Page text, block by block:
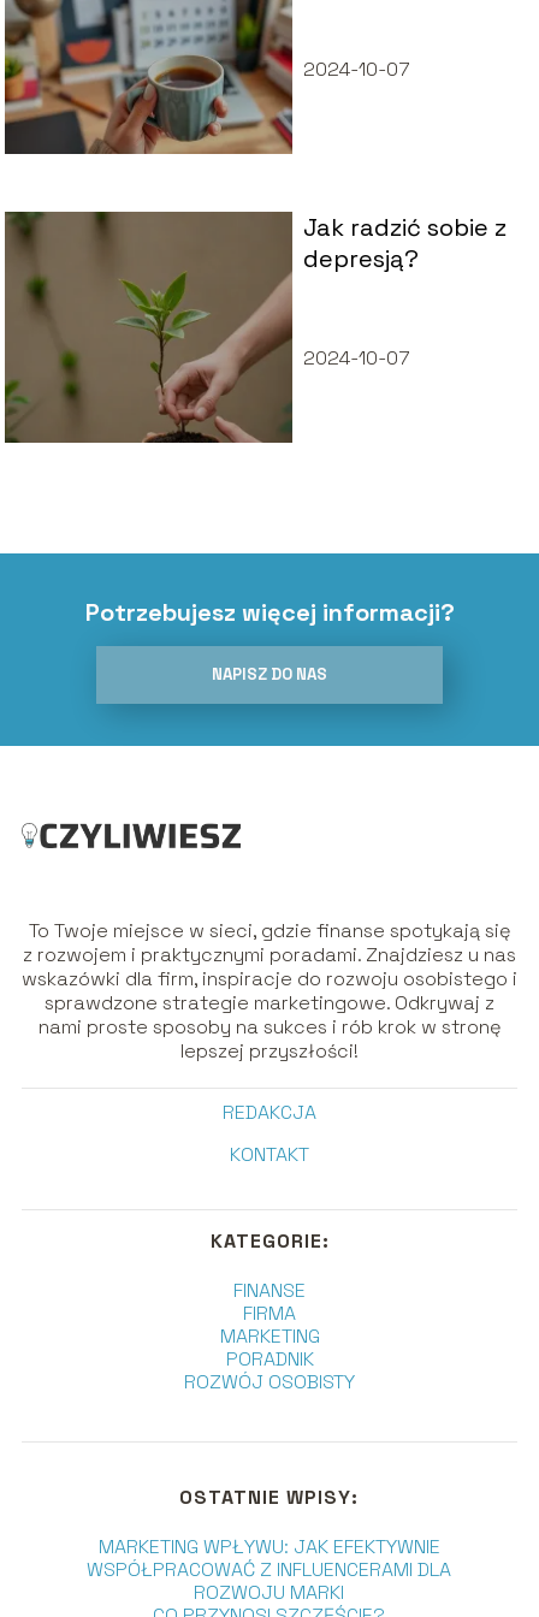
2024-10-07
Jak radzić sobie z
depresją?
2024-10-07
Potrzebujesz więcej informacji?
NAPISZ DO NAS
To Twoje miejsce w sieci, gdzie finanse spotykają się
z rozwojem i praktycznymi poradami. Znajdziesz u nas
wskazówki dla firm, inspiracje do rozwoju osobistego i
sprawdzone strategie marketingowe. Odkrywaj z
nami proste sposoby na sukces i rób krok w stronę
lepszej przyszłości!
REDAKCJA
KONTAKT
KATEGORIE:
FINANSE
FIRMA
MARKETING
PORADNIK
ROZWÓJ OSOBISTY
OSTATNIE WPISY:
MARKETING WPŁYWU: JAK EFEKTYWNIE
WSPÓŁPRACOWAĆ Z INFLUENCERAMI DLA
ROZWOJU MARKI